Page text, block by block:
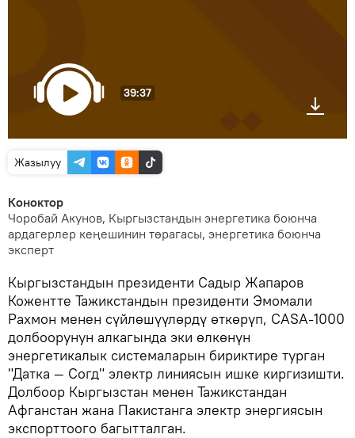
39:37
Жазылуу
Коноктор
Чоробай Акунов, Кыргызстандын энергетика боюнча
ардагерлер кеңешинин төрагасы, энергетика боюнча
эксперт
Кыргызстандын президенти Садыр Жапаров
Кожентте Тажикстандын президенти Эмомали
Рахмон менен сүйлөшүүлөрдү өткөрүп, CASA-1000
долбоорунун алкагында эки өлкөнүн
энергетикалык системаларын бириктире турган
"Датка — Согд" электр линиясын ишке киргизишти.
Долбоор Кыргызстан менен Тажикстандан
Афганстан жана Пакистанга электр энергиясын
экспорттоого багытталган.